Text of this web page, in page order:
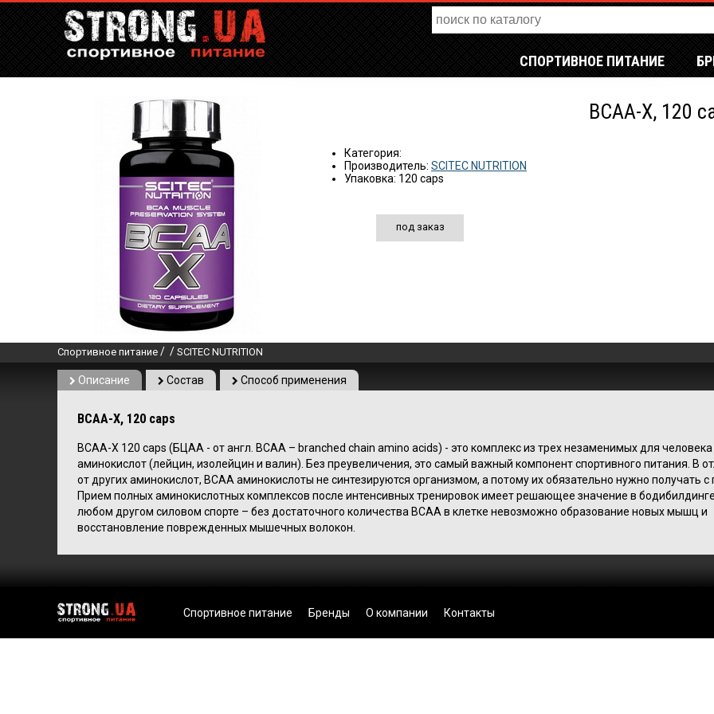
СПОРТИВНОЕ ПИТАНИЕ
BCAA-X, 120
Категория:
Производитель: SCITEC NUTRITION
Упаковка: 120 caps
под заказ
Спортивное питание / / SCITEC NUTRITION
Описание Состав Способ применения
BCAA-X, 120 caps
BCAA-X 120 caps (БЦАА - от англ. BCAA – branched chain amino acids) - это комплекс из трех незаменимых для человека
аминокислот (лейцин, изолейцин и валин). Без преувеличения, это самый важный компонент спортивного питания. В
от других аминокислот, BCAA аминокислоты не синтезируются организмом, а потому их обязательно нужно получать с
Прием полных аминокислотных комплексов после интенсивных тренировок имеет решающее значение в
любом другом силовом спорте – без достаточного количества BCAA в клетке невозможно образование новых мышц и
восстановление поврежденных мышечных волокон.
Спортивное питание Бренды О компании Контакты